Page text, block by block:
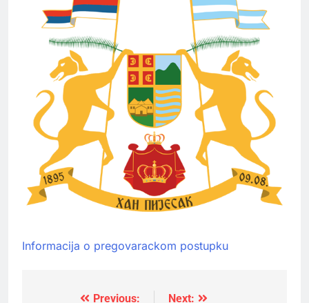
Informacija o pregovarackom postupku
Previous:
Next: